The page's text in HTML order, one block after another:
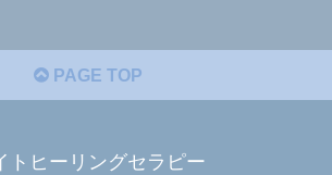
PAGE TOP
トヒーリングセラピー